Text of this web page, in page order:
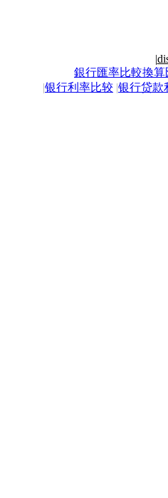
|
銀行匯率比較換算
|银行利率比较 |银行贷款